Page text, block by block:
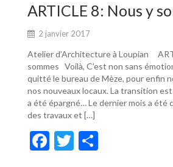
o
k
ARTICLE 8: Nous y
2 janvier 2017
Atelier d’Architecture à Loupian
sommes Voilà, C’est non sans
quitté le bureau de Mèze, pour enfin
nos nouveaux locaux. La transition
a été épargné… Le dernier mois a été
des travaux et […]
F
T